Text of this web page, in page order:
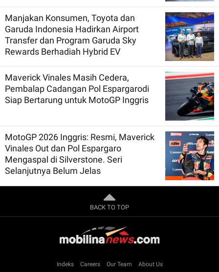
Manjakan Konsumen, Toyota dan
Garuda Indonesia Hadirkan Airport
Transfer dan Program Garuda Sky
Rewards Berhadiah Hybrid EV
Maverick Vinales Masih Cedera,
Pembalap Cadangan Pol Espargarodi
Siap Bertarung untuk MotoGP Inggris
MotoGP 2026 Inggris: Resmi, Maverick
Vinales Out dan Pol Espargaro
Mengaspal di Silverstone. Seri
Selanjutnya Belum Jelas
BACK TO TOP
Indeks Careers Our Team About Us